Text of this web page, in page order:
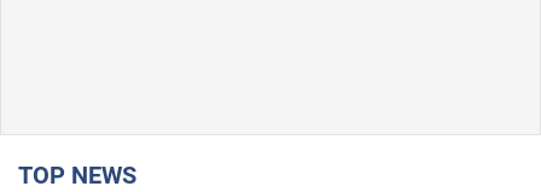
TOP NEWS